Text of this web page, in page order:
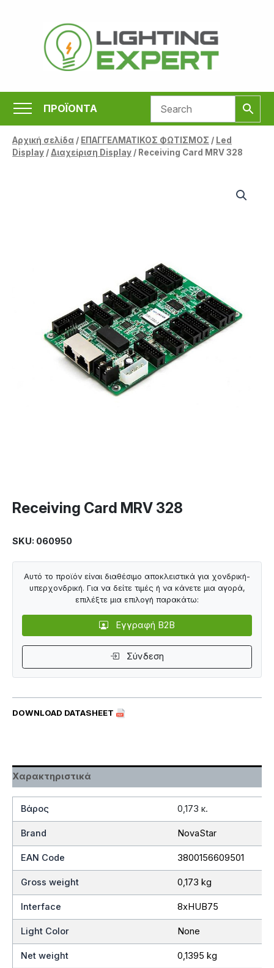
περιεχόμενο
ΠΡΟΪΟΝΤΑ
Αρχική σελίδα/ ΕΠΑΓΓΕΛΜΑΤΙΚΟΣ ΦΩΤΙΣΜΟΣ / Led
Display/Διαχείριση Display/ Receiving Card MRV 328
Receiving Card MRV 328
SKU: 060950
DOWNLOAD DATASHEET
Αυτό το προϊόν είναι διαθέσιμο αποκλειστικά για χονδρική-
υπερχονδρική. Για να δείτε τιμές ή να κάνετε μια αγορά,
επιλέξτε μια επιλογή παρακάτω:
Εγγραφή B2B
Σύνδεση
Χαρακτηριστικά
Βάρος 0,173 κ.
Brand NovaStar
EAN Code 3800156609501
Gross weight 0,173 kg
Interface 8xHUB75
Light Color None
Net weight 0,1395 kg